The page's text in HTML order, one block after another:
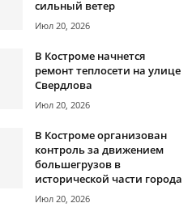
сильный ветер
Июл 20, 2026
В Костроме начнется
ремонт теплосети на улице
Свердлова
Июл 20, 2026
В Костроме организован
контроль за движением
большегрузов в
исторической части города
Июл 20, 2026